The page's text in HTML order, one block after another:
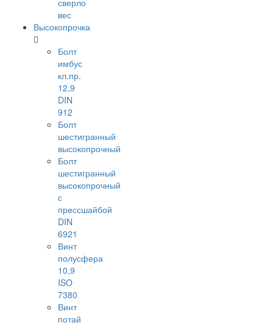
сверло
вес
Высокопрочка
Болт
имбус
кл.пр.
12,9
DIN
912
Болт
шестигранный
высокопрочный
Болт
шестигранный
высокопрочный
с
прессшайбой
DIN
6921
Винт
полусфера
10,9
ISO
7380
Винт
потай